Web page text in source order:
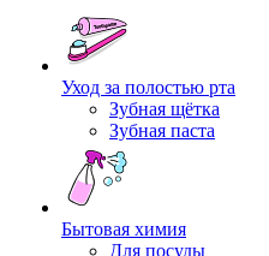
Уход за полостью рта
Зубная щётка
Зубная паста
Бытовая химия
Для посуды